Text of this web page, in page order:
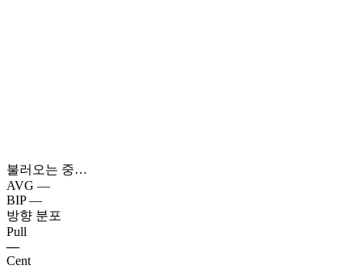
불러오는 중…
AVG —
BIP —
방향 분포
Pull
—
Cent